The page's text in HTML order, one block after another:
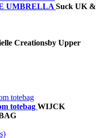
UMBRELLA Suck UK &
Creationsby Upper
totebag WIJCK